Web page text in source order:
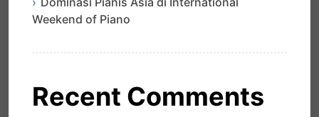
Weekend of Piano
Recent Comments